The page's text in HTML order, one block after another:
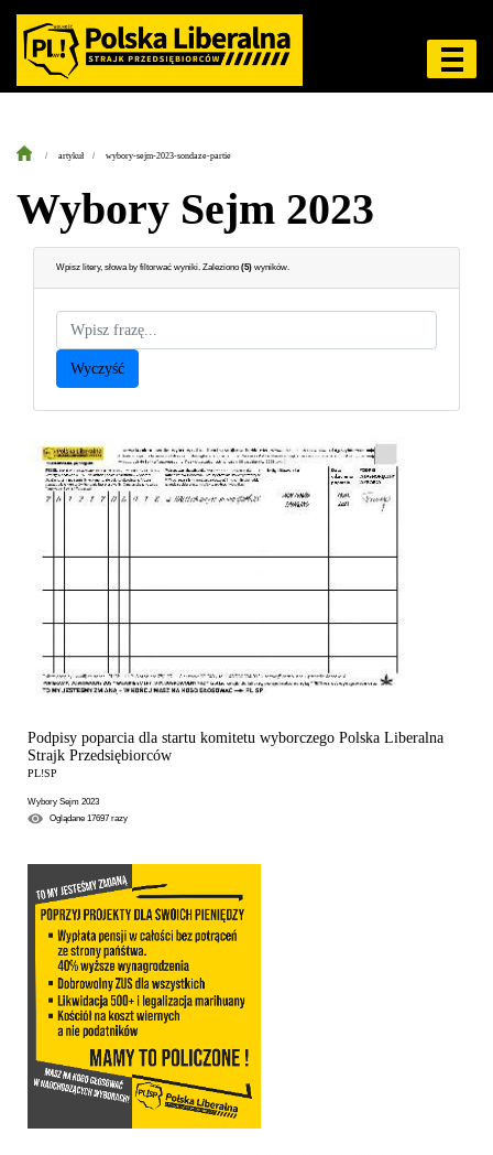
artykuł wybory-sejm-2023-sondaze-partie
Wybory Sejm 2023
Wpisz litery, słowa by filtorwać wyniki. Zaleziono (5) wyników.
Wyczyść
Podpisy poparcia dla startu komitetu wyborczego Polska Liberalna
Strajk Przedsiębiorców
PL!SP
Wybory Sejm 2023
Oglądane 17697 razy